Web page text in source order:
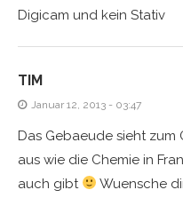
Digicam und kein Stativ
TIM
Januar 12, 2013 - 03:47
Das Gebaeude sieht
aus wie die Chemie in
auch gibt
Wuensche